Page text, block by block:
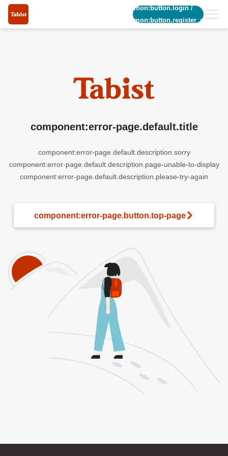
common:button.login/
common:button.register_short
component:error-page.default.title
component:error-page.default.description.sorry
component:error-page.default.description.page-unable-to-display
component:error-page.default.description.please-try-again
component:error-page.button.top-page